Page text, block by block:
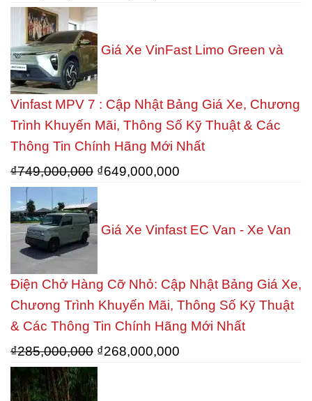
gốc
là:
₫199,000,000.là:
Giá Xe VinFast Limo Green và
Vinfast MPV 7 : Cập Nhật Bảng Giá Xe, Chương
Trình Khuyến Mãi, Thông Số Kỹ Thuật & Các
Thông Tin Chính Hãng Mới Nhất
₫749,000,000 Giá
gốc
là:
₫749,000,000.
₫649,000,000
là:
Giá Xe Vinfast EC Van - Xe Van
Điện Chở Hàng Cỡ Nhỏ: Cập Nhật Bảng Giá Xe,
Chương Trình Khuyến Mãi, Thông Số Kỹ Thuật
& Các Thông Tin Chính Hãng Mới Nhất
₫285,000,000 Giá
gốc
là:
₫268,000,000